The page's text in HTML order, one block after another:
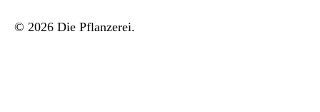
© 2026 Die Pflanzerei.